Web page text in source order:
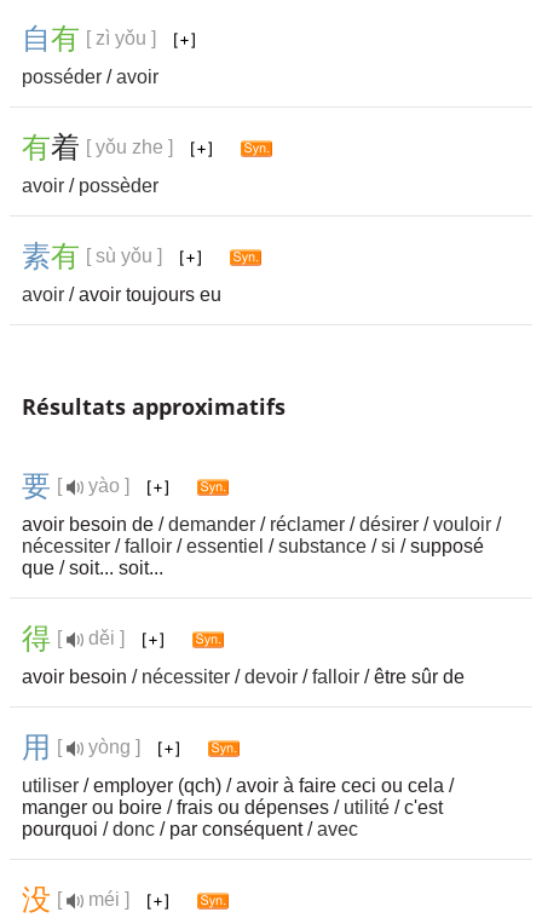
自有 [ zì yǒu ]
posséder /avoir
有着 [ yǒu zhe ]
avoir / possèder
素有 [ sù yǒu ]
avoir / avoir toujours eu
Résultats approximatifs
要 [
yào ]
avoir besoin de /demander / réclamer /désirer /vouloir /
nécessiter /falloir /essentiel /substance /si / supposé
que / soit... soit...
得 [
děi ]
avoir besoin / nécessiter /devoir /falloir / être sûr de
用 [
yòng ]
utiliser / employer (qch) / avoir à faire ceci ou cela /
manger ou boire / frais ou dépenses / utilité / c'est
pourquoi /donc / par conséquent /avec
没 [
méi ]